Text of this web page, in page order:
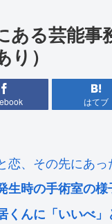
ある芸能
）
はてブ
恋、その先にあっ
生時の手術室の
くんに「いいべ